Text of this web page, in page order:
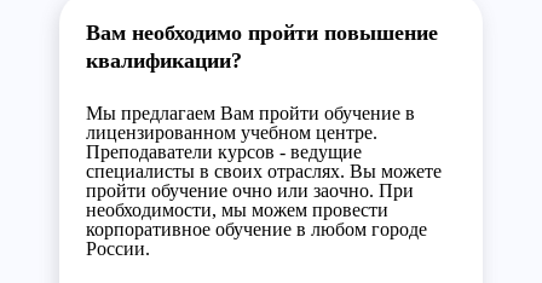
Вам необходимо пройти повышение
квалификации?
Мы предлагаем Вам пройти обучение в
лицензированном учебном центре.
Преподаватели курсов - ведущие
специалисты в своих отраслях. Вы можете
пройти обучение очно или заочно. При
необходимости, мы можем провести
корпоративное обучение в любом городе
России.